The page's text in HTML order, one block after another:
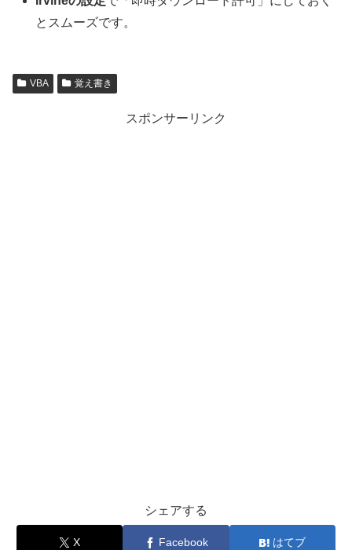
とスムーズです。
VBA 覚え書き
スポンサーリンク
シェアする
X Facebook はてブ